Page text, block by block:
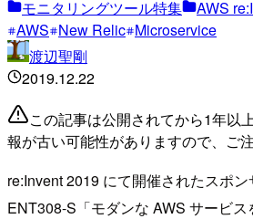
モニタリングツール特集
AWS
AWS New Relic Microservice
渡辺聖剛
2019.12.22
この記事は公開されてから1年以
報が古い可能性がありますので、ご注
re:Invent 2019 にて開催されたスポン
ENT308-S「モダンな AWS サービ